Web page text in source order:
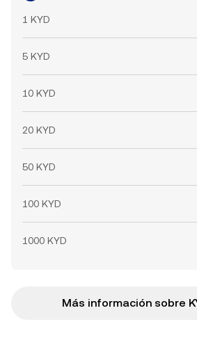
1 KYD
5 KYD
10 KYD
20 KYD
50 KYD
100 KYD
1000 KYD
Más información sobre